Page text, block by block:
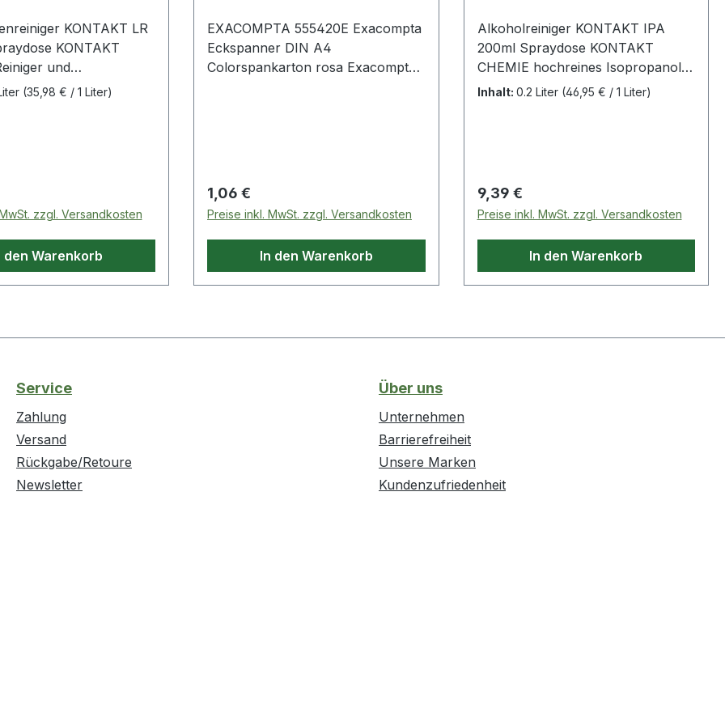
KONTAKT LR
KONTAKT
und
für
und
von Beschichtungen ·
von Leiterplatten
Baugruppen nach
·
von fettigen und
oder
schnelles und
Abtrocknen der
· sichere und
Handhabung durch
Bürste Weitere
(35,98 € / 1 Liter)
zzgl. Versandkosten
den Warenkorb
EXACOMPTA 555420E Exacompta
Eckspanner DIN A4
Colorspankarton rosa Exacompta
Regulärer Preis:
1,06 €
Preise inkl. MwSt. zzgl. Versandkosten
In den Warenkorb
Alkoholreiniger KONTAKT IPA
200ml Spraydose KONTAKT
CHEMIE hochreines Isopropanol
99,7% · löst fettigen Schmutz und
Getrieben · Reinigung von
optischen Gläsern, Spiegeln und
hochglänzenden
Metalloberflächen · mit 360°
Sprühsystem
Inhalt: 0.2 Liter (46,95 € / 1 Liter)
Regulärer Preis:
9,39 €
Preise inkl. MwSt. zzgl. Versandkosten
In den Warenkorb
Service
Zahlung
Versand
Rückgabe/Retoure
Newsletter
Über uns
Unternehmen
Barrierefreiheit
Unsere Marken
Kundenzufriedenheit